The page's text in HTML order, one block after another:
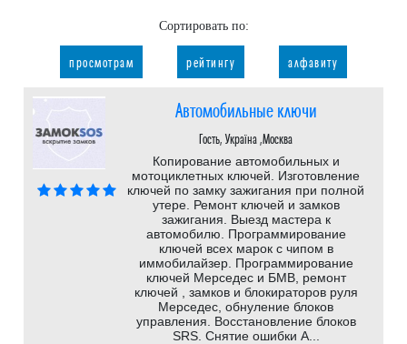
Сортировать по:
просмотрам рейтингу алфавиту
Автомобильные ключи
Гость, Україна ,Москва
Копирование автомобильных и
мотоциклетных ключей. Изготовление
ключей по замку зажигания при полной
утере. Ремонт ключей и замков
зажигания. Выезд мастера к
автомобилю. Программирование
ключей всех марок с чипом в
иммобилайзер. Программирование
ключей Мерседес и БМВ, ремонт
ключей , замков и блокираторов руля
Мерседес, обнуление блоков
управления. Восстановление блоков
SRS. Снятие ошибки A...